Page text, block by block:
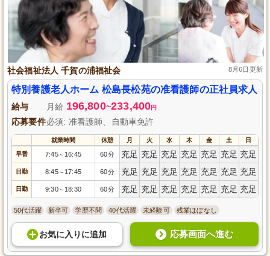
社会福祉法人 千賀の浦福祉会 8月6日更新
特別養護老人ホーム 松島長松苑の准看護師の正社員求人
給与 月給 196,800~233,400円
応募要件必須: 准看護師、自動車免許
就業時間 休憩 月 火 水 木 金 土 日
早番 7:45～ 16:45 60分 充足 充足 充足 充足 充足 充足 充足
日勤 8:45～ 17:45 60分 充足 充足 充足 充足 充足 充足 充足
日勤 9:30～ 18:30 60分 充足 充足 充足 充足 充足 充足 充足
50代活躍 新卒可 学歴不問 40代活躍 未経験可 残業ほぼなし
お気に入り に追加 応募画面へ進む